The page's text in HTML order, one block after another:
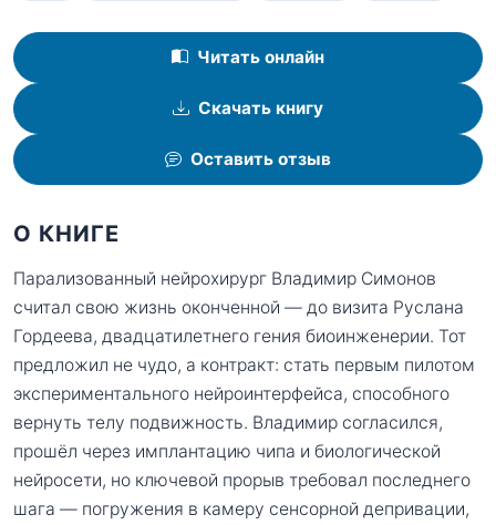
Читать онлайн
Скачать книгу
Оставить отзыв
О КНИГЕ
Парализованный нейрохирург Владимир Симонов
считал свою жизнь оконченной — до визита Руслана
Гордеева, двадцатилетнего гения биоинженерии. Тот
предложил не чудо, а контракт: стать первым пилотом
экспериментального нейроинтерфейса, способного
вернуть телу подвижность. Владимир согласился,
прошёл через имплантацию чипа и биологической
нейросети, но ключевой прорыв требовал последнего
шага — погружения в камеру сенсорной депривации,